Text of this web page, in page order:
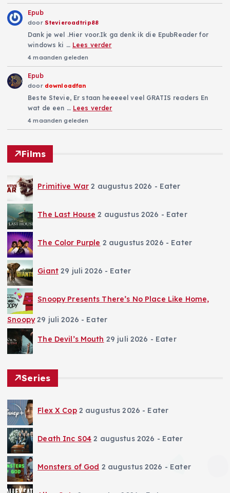
Epub
door Stevieroadtrip88
Dank je wel .Hier voor.Ik ga denk ik die EpubReader for
windows ki … Lees verder
4 maanden geleden
Epub
door downloadfan
Beste Stevie, Er staan heeeeel veel GRATIS readers En
wat de een … Lees verder
4 maanden geleden
Films
Primitive War 2 augustus 2026 - Eater
The Last House 2 augustus 2026 - Eater
The Color Purple 2 augustus 2026 - Eater
Giant 29 juli 2026 - Eater
Snoopy Presents There’s No Place Like Home,
Snoopy 29 juli 2026 - Eater
The Devil’s Mouth 29 juli 2026 - Eater
Series
Flex X Cop 2 augustus 2026 - Eater
Death Inc S04 2 augustus 2026 - Eater
Monsters of God 2 augustus 2026 - Eater